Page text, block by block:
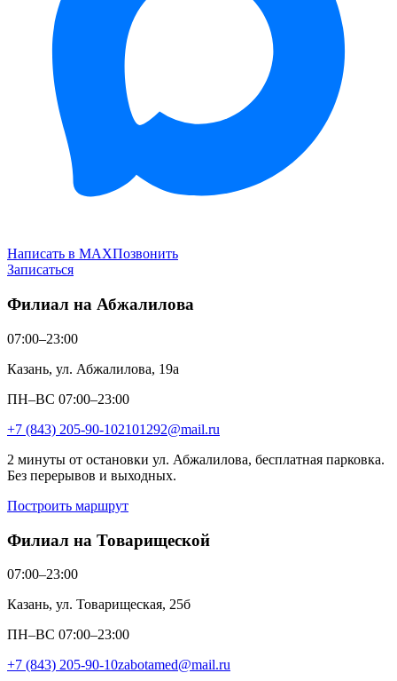
Написать в MAXПозвонить
Записаться
Филиал на Абжалилова
07:00–23:00
Казань, ул. Абжалилова, 19а
ПН–ВС 07:00–23:00
+7 (843) 205-90-102101292@mail.ru
2 минуты от остановки ул. Абжалилова, бесплатная парковка.
Без перерывов и выходных.
Построить маршрут
Филиал на Товарищеской
07:00–23:00
Казань, ул. Товарищеская, 25б
ПН–ВС 07:00–23:00
+7 (843) 205-90-10zabotamed@mail.ru